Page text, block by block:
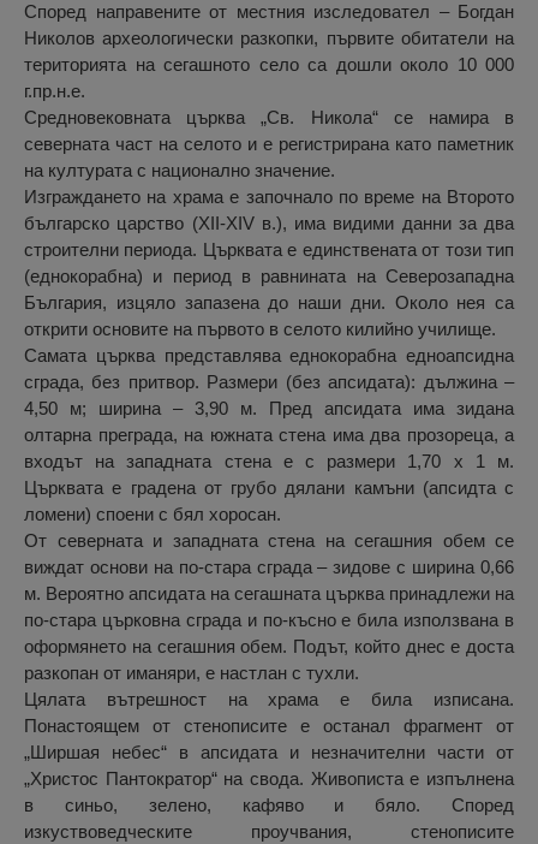
Според направените от местния изследовател – Богдан
Николов археологически разкопки, първите обитатели на
територията на сегашното село са дошли около 10 000
г.пр.н.е.
Средновековната църква „Св. Никола“ се намира в
северната част на селото и е регистрирана като паметник
на културата с национално значение.
Изграждането на храма е започнало по време на Второто
българско царство (XII-XIV в.), има видими данни за два
строителни периода. Църквата е единствената от този тип
(еднокорабна) и период в равнината на Северозападна
България, изцяло запазена до наши дни. Около нея са
открити основите на първото в селото килийно училище.
Самата църква представлява еднокорабна едноапсидна
сграда, без притвор. Размери (без апсидата): дължина –
4,50 м; ширина – 3,90 м. Пред апсидата има зидана
олтарна преграда, на южната стена има два прозореца, а
входът на западната стена е с размери 1,70 х 1 м.
Църквата е градена от грубо дялани камъни (апсидта с
ломени) споени с бял хоросан.
От северната и западната стена на сегашния обем се
виждат основи на по-стара сграда – зидове с ширина 0,66
м. Вероятно апсидата на сегашната църква принадлежи на
по-стара църковна сграда и по-късно е била използвана в
оформянето на сегашния обем. Подът, който днес е доста
разкопан от иманяри, е настлан с тухли.
Цялата вътрешност на храма е била изписана.
Понастоящем от стенописите е останал фрагмент от
„Ширшая небес“ в апсидата и незначителни части от
„Христос Пантократор“ на свода. Живописта е изпълнена
в синьо, зелено, кафяво и бяло. Според
изкуствоведческите проучвания, стенописите